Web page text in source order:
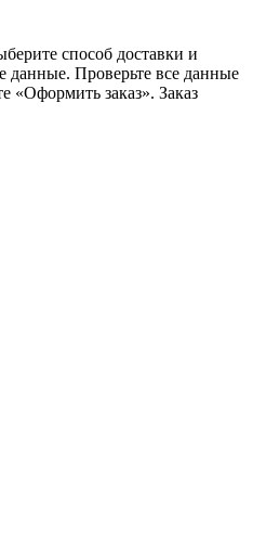
способ доставки и
данные. Проверьте все данные
«Оформить заказ». Заказ